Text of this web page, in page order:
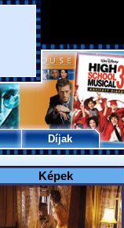
Díjak
Képek